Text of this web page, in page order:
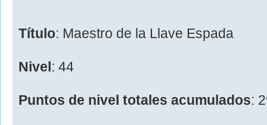
Título: Maestro de la Llave Espada
Nivel : 44
Puntos de nivel totales acumulados: